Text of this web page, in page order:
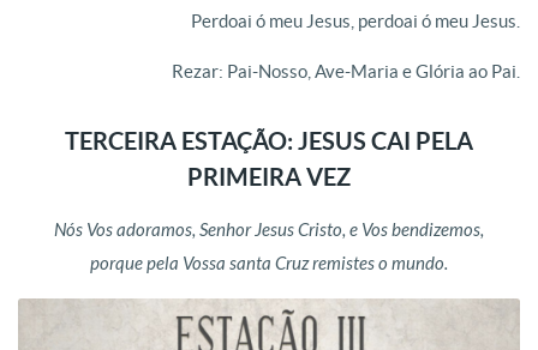
Perdoai ó meu Jesus, perdoai ó meu Jesus.
Rezar: Pai-Nosso, Ave-Maria e Glória ao Pai.
TERCEIRA ESTAÇÃO: JESUS CAI PELA
PRIMEIRA VEZ
Nós Vos adoramos, Senhor Jesus Cristo, e Vos bendizemos,
porque pela Vossa santa Cruz remistes o mundo.